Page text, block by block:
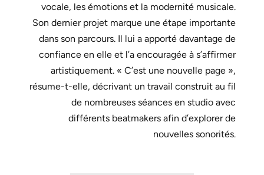
vocale, les émotions et la modernité musicale.
Son dernier projet marque une étape importante
dans son parcours. Il lui a apporté davantage de
confiance en elle et l’a encouragée à s’affirmer
artistiquement. « C’est une nouvelle page »,
résume-t-elle, décrivant un travail construit au fil
de nombreuses séances en studio avec
différents beatmakers afin d’explorer de
nouvelles sonorités.